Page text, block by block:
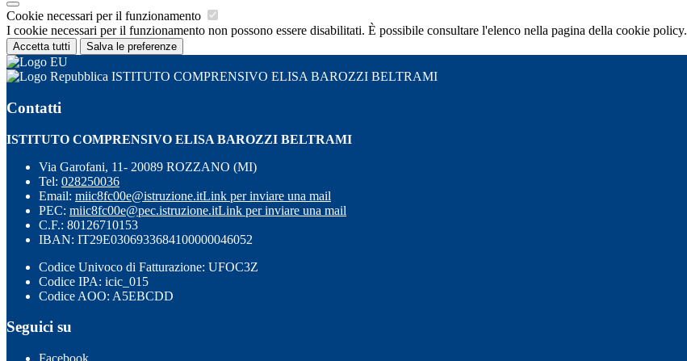
Cookie necessari per il funzionamento
I cookie necessari per il funzionamento non possono essere disabilitati. È possibile consultare l'elenco nella pagina della cookie policy.
Accetta tutti Salva le preferenze
ISTITUTO COMPRENSIVO ELISA BAROZZI BELTRAMI
Contatti
ISTITUTO COMPRENSIVO ELISA BAROZZI BELTRAMI
Via Garofani, 11- 20089 ROZZANO (MI)
Tel: 028250036
Email: miic8fc00e@istruzione.itLink per inviare una mail
PEC: miic8fc00e@pec.istruzione.itLink per inviare una mail
C.F.: 80126710153
IBAN: IT29E0306933684100000046052
Codice Univoco di Fatturazione: UFOC3Z
Codice IPA: icic_015
Codice AOO: A5EBCDD
Seguici su
Facebook